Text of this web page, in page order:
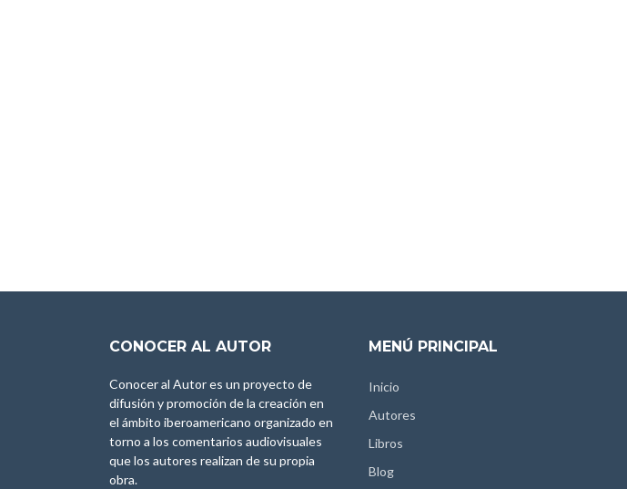
CONOCER AL AUTOR
Conocer al Autor es un proyecto de
difusión y promoción de la creación en
el ámbito iberoamericano organizado en
torno a los comentarios audiovisuales
que los autores realizan de su propia
obra.
MENÚ PRINCIPAL
Inicio
Autores
Libros
Blog